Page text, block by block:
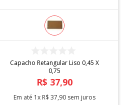
Capacho Retangular Liso 0,45 X
0,75
R$ 37,90
Em até 1x R$ 37,90 sem juros